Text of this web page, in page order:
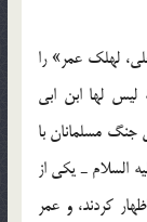
لهلك عمر» را
ليس لها ابن ابى
جنگ مسلمانان با
السلام ـ يكي از
كردند، و عمر